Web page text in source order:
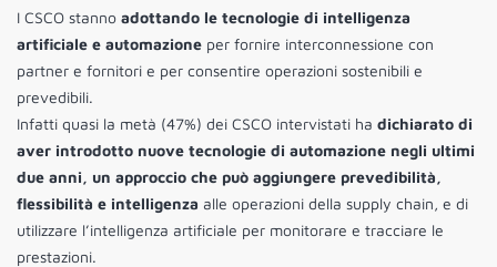
I CSCO stanno adottando le tecnologie di intelligenza
artificiale e automazione per fornire interconnessione con
partner e fornitori e per consentire operazioni sostenibili e
prevedibili.
Infatti quasi la metà (47%) dei CSCO intervistati ha dichiarato di
aver introdotto nuove tecnologie di automazione negli ultimi
due anni, un approccio che può aggiungere prevedibilità,
flessibilità e intelligenza alle operazioni della supply chain, e di
utilizzare l’intelligenza artificiale per monitorare e tracciare le
prestazioni.